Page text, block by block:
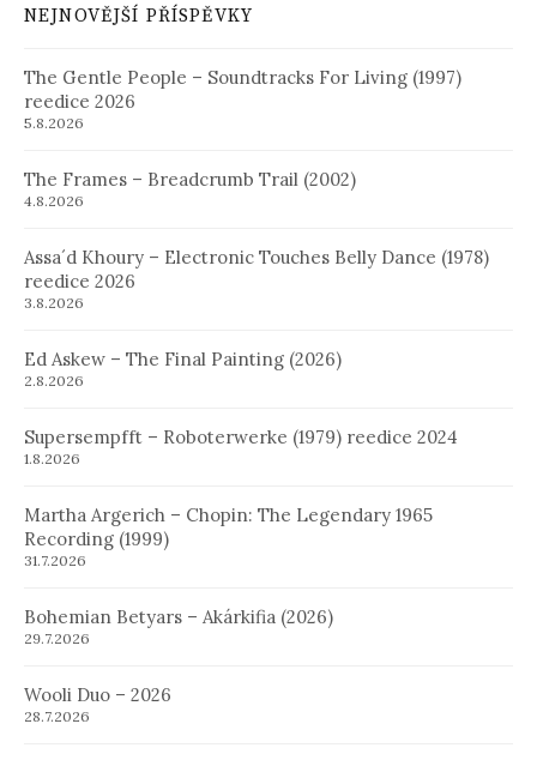
NEJNOVĚJŠÍ PŘÍSPĚVKY
The Gentle People – Soundtracks For Living (1997)
reedice 2026
5.8.2026
The Frames – Breadcrumb Trail (2002)
4.8.2026
Assa´d Khoury – Electronic Touches Belly Dance (1978)
reedice 2026
3.8.2026
Ed Askew – The Final Painting (2026)
2.8.2026
Supersempfft – Roboterwerke (1979) reedice 2024
1.8.2026
Martha Argerich – Chopin: The Legendary 1965
Recording (1999)
31.7.2026
Bohemian Betyars – Akárkifia (2026)
29.7.2026
Wooli Duo – 2026
28.7.2026